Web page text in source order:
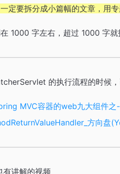
定要拆分成小篇幅的文章，用
1000 字左右，超过 1000 字就
的执行流程的时候，
MVC容器的web九大组件
方向盘
有讲解的视频